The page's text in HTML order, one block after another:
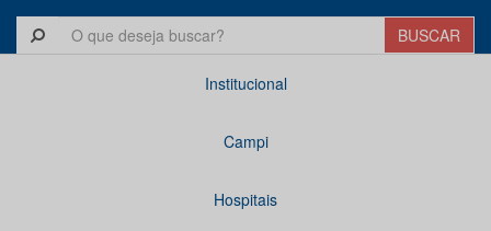
Institucional
Campi
Hospitais